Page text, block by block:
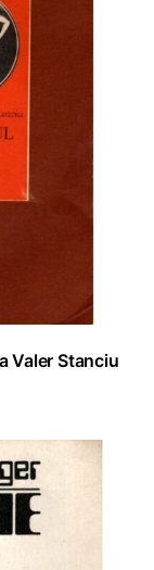
Valer Stanciu